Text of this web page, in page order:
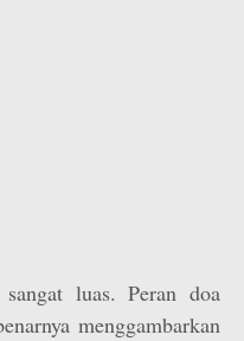
luas. Peran doa
menggambarkan